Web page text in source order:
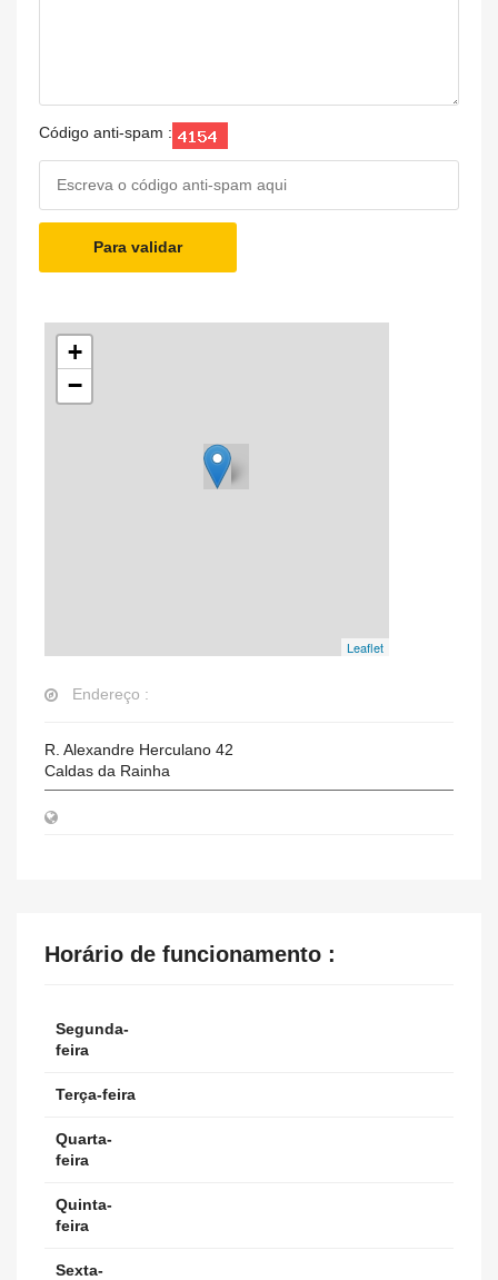
Código anti-spam :
Para validar
+
−
Leaflet
Endereço :
R. Alexandre Herculano 42
Caldas da Rainha
Horário de funcionamento :
Segunda-
feira
Terça-feira
Quarta-
feira
Quinta-
feira
Sexta-